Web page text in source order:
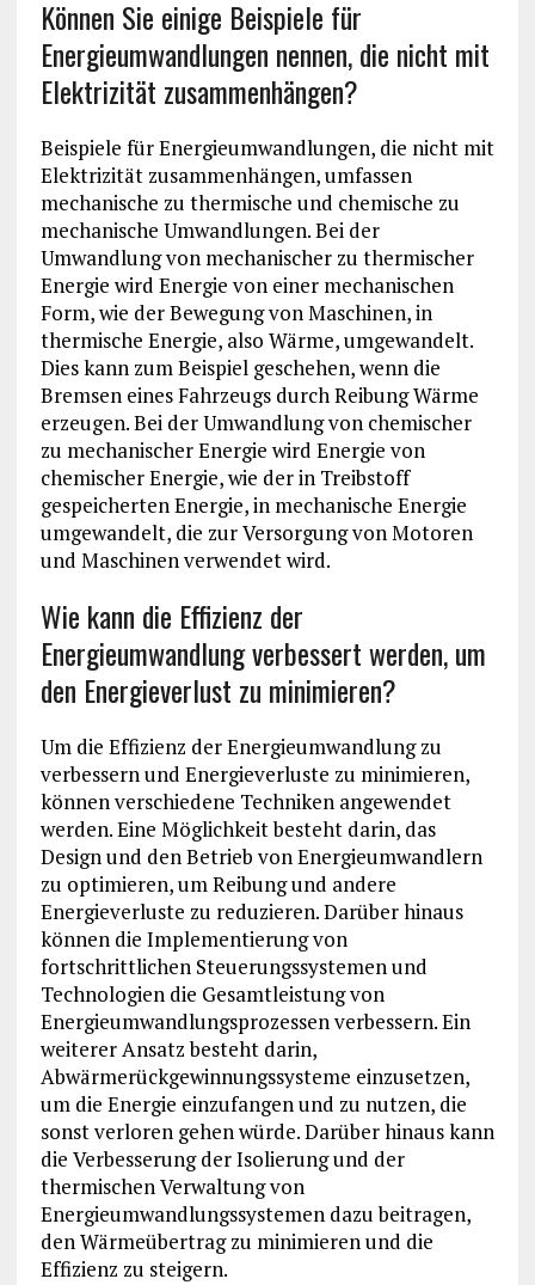
Können Sie einige Beispiele für
Energieumwandlungen nennen, die nicht mit
Elektrizität zusammenhängen?
Beispiele für Energieumwandlungen, die nicht mit
Elektrizität zusammenhängen, umfassen
mechanische zu thermische und chemische zu
mechanische Umwandlungen. Bei der
Umwandlung von mechanischer zu thermischer
Energie wird Energie von einer mechanischen
Form, wie der Bewegung von Maschinen, in
thermische Energie, also Wärme, umgewandelt.
Dies kann zum Beispiel geschehen, wenn die
Bremsen eines Fahrzeugs durch Reibung Wärme
erzeugen. Bei der Umwandlung von chemischer
zu mechanischer Energie wird Energie von
chemischer Energie, wie der in Treibstoff
gespeicherten Energie, in mechanische Energie
umgewandelt, die zur Versorgung von Motoren
und Maschinen verwendet wird.
Wie kann die Effizienz der
Energieumwandlung verbessert werden, um
den Energieverlust zu minimieren?
Um die Effizienz der Energieumwandlung zu
verbessern und Energieverluste zu minimieren,
können verschiedene Techniken angewendet
werden. Eine Möglichkeit besteht darin, das
Design und den Betrieb von Energieumwandlern
zu optimieren, um Reibung und andere
Energieverluste zu reduzieren. Darüber hinaus
können die Implementierung von
fortschrittlichen Steuerungssystemen und
Technologien die Gesamtleistung von
Energieumwandlungsprozessen verbessern. Ein
weiterer Ansatz besteht darin,
Abwärmerückgewinnungssysteme einzusetzen,
um die Energie einzufangen und zu nutzen, die
sonst verloren gehen würde. Darüber hinaus kann
die Verbesserung der Isolierung und der
thermischen Verwaltung von
Energieumwandlungssystemen dazu beitragen,
den Wärmeübertrag zu minimieren und die
Effizienz zu steigern.